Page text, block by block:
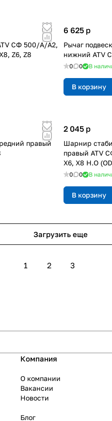
СФ 500/A/A2,
Z6, Z8
6 625 p
Рычаг
нижний ATV
0 0 В
В корзину
правый
2 045 p
Шарнир
правый ATV
X6, X8 H.O
0 0 В
В корзину
Загрузить еще
1 2 3
Компания
О компании
Вакансии
Новости
Блог